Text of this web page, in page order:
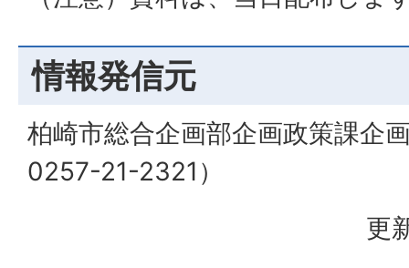
情報発信元
柏崎市総合企画部企画政策課企
0257-21-2321）
更